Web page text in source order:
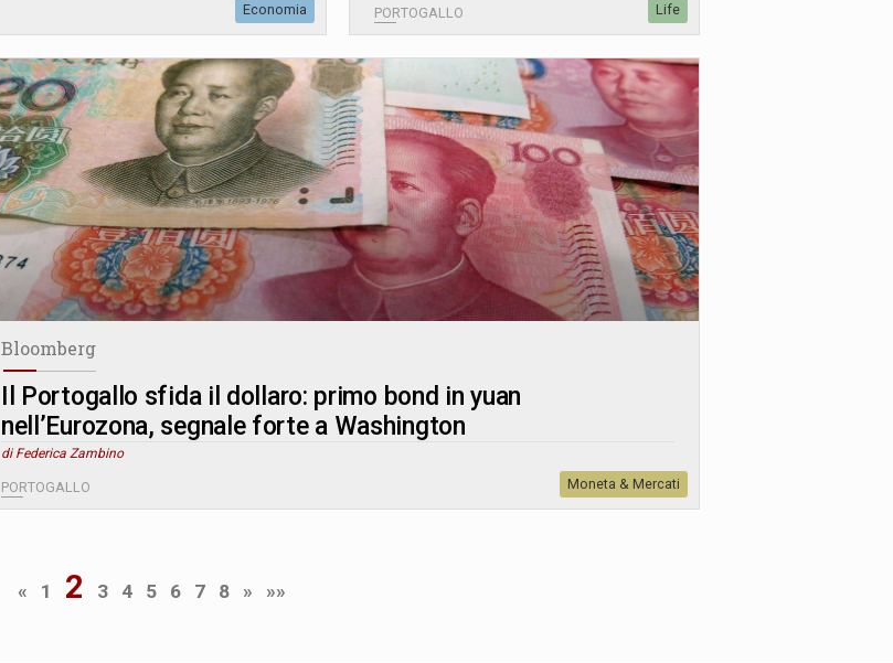
Economia PORTOGALLO Life
Bloomberg
Il Portogallo sfida il dollaro: primo bond in yuan
nell’Eurozona, segnale forte a Washington
di Federica Zambino
PORTOGALLO Moneta & Mercati
« 1 2 3 4 5 6 7 8 » »»